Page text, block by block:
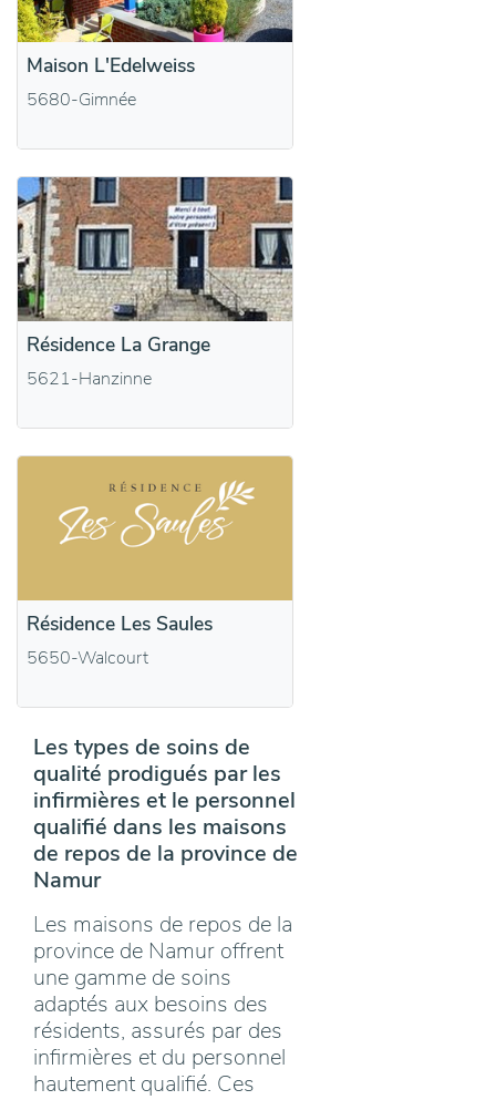
Maison L'Edelweiss
5680-Gimnée
Résidence La Grange
5621-Hanzinne
Résidence Les Saules
5650-Walcourt
Les types de soins de
qualité prodigués par les
infirmières et le personnel
qualifié dans les maisons
de repos de la province de
Namur
Les maisons de repos de la
province de Namur offrent
une gamme de soins
adaptés aux besoins des
résidents, assurés par des
infirmières et du personnel
hautement qualifié. Ces